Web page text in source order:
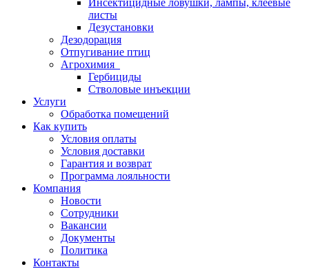
Инсектицидные ловушки, лампы, клеевые
листы
Дезустановки
Дезодорация
Отпугивание птиц
Агрохимия
Гербициды
Стволовые инъекции
Услуги
Обработка помещений
Как купить
Условия оплаты
Условия доставки
Гарантия и возврат
Программа лояльности
Компания
Новости
Сотрудники
Вакансии
Документы
Политика
Контакты